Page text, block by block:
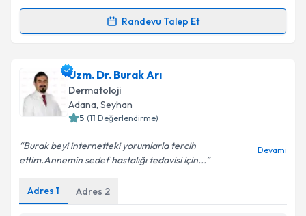
kapsamda işlenmesini kabul ediyorum.
Randevu Talep Et
Randevu Takvimi Talebi
Dr. Nurcivan Ünsal Üziçin randevu takvimi talebi
oluşturun. Size bu uzmandan randevu almanız için bir
takvim hazırlandığında e-posta ile bilgilendireceğiz.
Kişisel verilerimin işlenmesine ilişkin
Metni'ni okudum ve kişisel verilerimin belirtilen
Uzm. Dr. Burak Arı
Dermatoloji
Adana, Seyhan
5 (11 Değerlendirme)
Burak beyi internetteki yorumlarla tercih
ettim.Annemin sedef hastalığı tedavisi için...
Devamı
Adres 1 Adres 2